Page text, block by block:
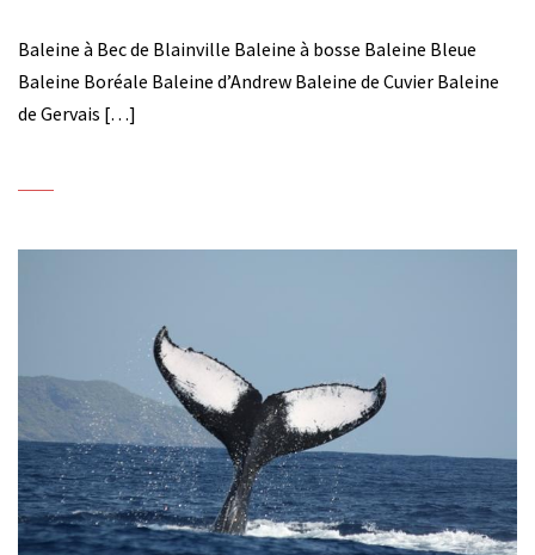
Baleine à Bec de Blainville Baleine à bosse Baleine Bleue
Baleine Boréale Baleine d’Andrew Baleine de Cuvier Baleine
de Gervais […]